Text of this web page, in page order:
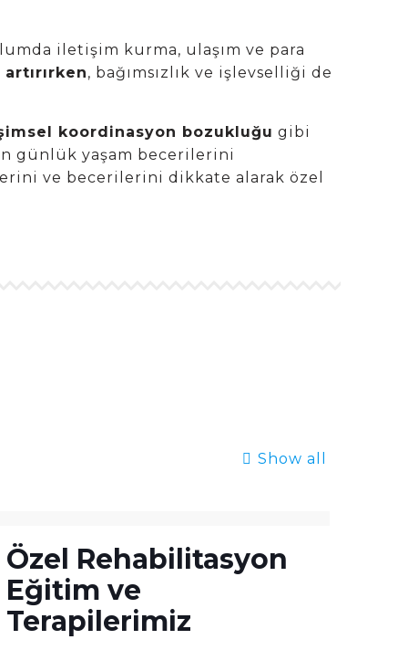
iletişim kurma, ulaşım ve para
, bağımsızlık ve işlevselliği de
koordinasyon bozukluğu gibi
günlük yaşam becerilerini
ve becerilerini dikkate alarak özel
Show all
Özel Rehabilitasyon
Eğitim ve
Terapilerimiz